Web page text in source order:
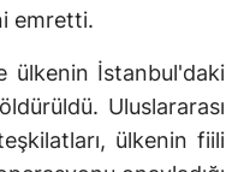
emretti.
ülkenin İstanbul'daki
Uluslararası
ülkenin fiili